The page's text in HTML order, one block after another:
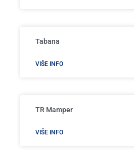
Tabana
VIŠE INFO
TR Mamper
VIŠE INFO